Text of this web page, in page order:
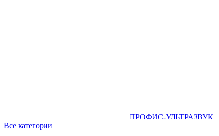
ПРОФИС-УЛЬТРАЗВУК
Все категории